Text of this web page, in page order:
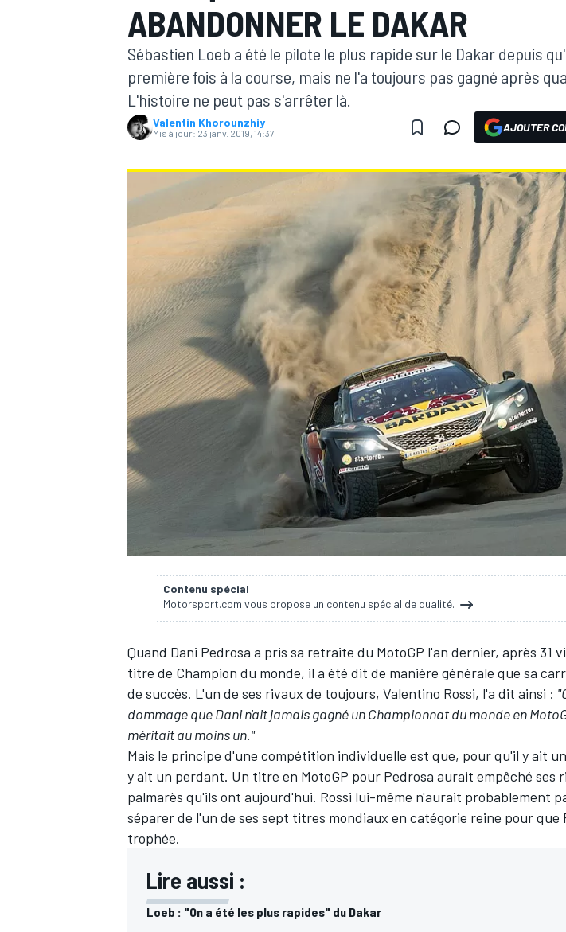
MOTOGP
WRC
ABANDONNER LE DAKAR
Sébastien Loeb a été le pilote le plus rapide sur le Dakar depuis
première fois à la course, mais ne l'a toujours pas gagné après
L'histoire ne peut pas s'arrêter là.
Valentin Khorounzhiy
Mis à jour: 23 janv. 2019, 14:37 AJOUTER
Contenu spécial
Motorsport.com vous propose un contenu spécial de qualité.
Quand Dani Pedrosa a pris sa retraite du MotoGP l'an dernier, après 31
titre de Champion du monde, il a été dit de manière générale que sa
de succès. L'un de ses rivaux de toujours, Valentino Rossi, l'a dit ainsi :
dommage que Dani n'ait jamais gagné un Championnat du monde en
méritait au moins un."
Mais le principe d'une compétition individuelle est que, pour qu'il y ait
y ait un perdant. Un titre en MotoGP pour Pedrosa aurait empêché ses
palmarès qu'ils ont aujourd'hui. Rossi lui-même n'aurait probablement
séparer de l'un de ses sept titres mondiaux en catégorie reine pour que
trophée.
Lire aussi :
Loeb : "On a été les plus rapides" du Dakar